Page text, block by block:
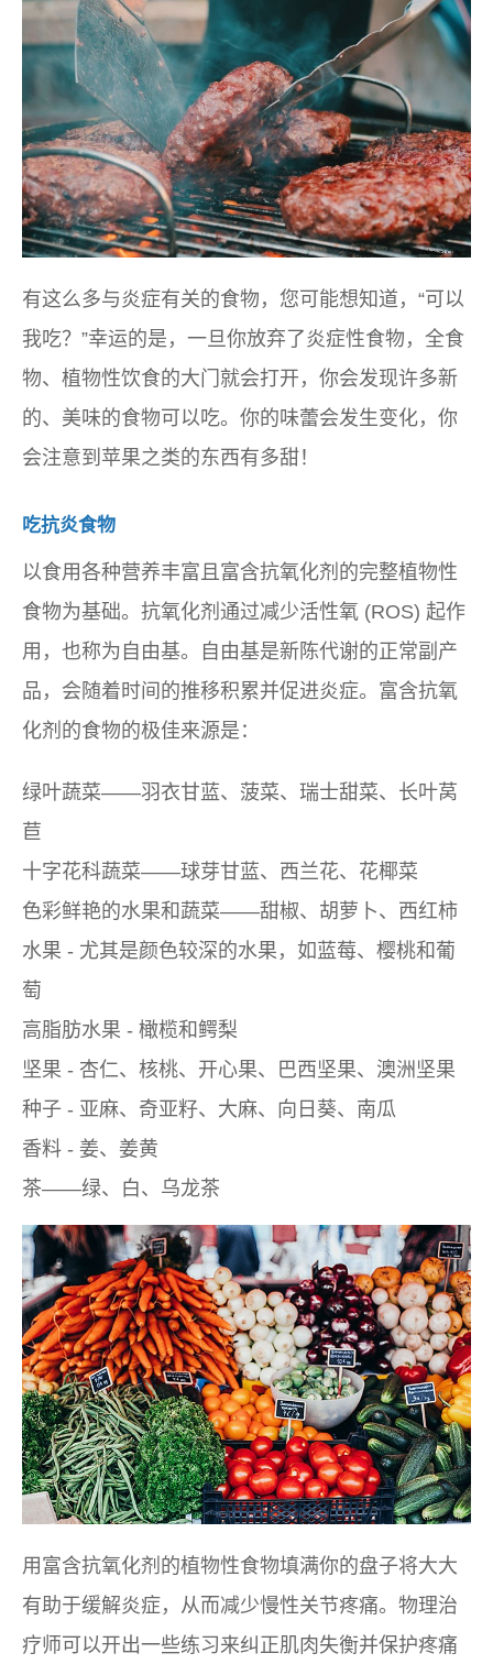
有这么多与炎症有关的食物，您可能想知道，“可以
我吃？”幸运的是，一旦你放弃了炎症性食物，全食
物、植物性饮食的大门就会打开，你会发现许多新
的、美味的食物可以吃。你的味蕾会发生变化，你
会注意到苹果之类的东西有多甜！
吃抗炎食物
以食用各种营养丰富且富含抗氧化剂的完整植物性
食物为基础。抗氧化剂通过减少活性氧 (ROS) 起作
用，也称为自由基。自由基是新陈代谢的正常副产
品，会随着时间的推移积累并促进炎症。富含抗氧
化剂的食物的极佳来源是：
绿叶蔬菜——羽衣甘蓝、菠菜、瑞士甜菜、长叶莴
苣
十字花科蔬菜——球芽甘蓝、西兰花、花椰菜
色彩鲜艳的水果和蔬菜——甜椒、胡萝卜、西红柿
水果 - 尤其是颜色较深的水果，如蓝莓、樱桃和葡
萄
高脂肪水果 - 橄榄和鳄梨
坚果 - 杏仁、核桃、开心果、巴西坚果、澳洲坚果
种子 - 亚麻、奇亚籽、大麻、向日葵、南瓜
香料 - 姜、姜黄
茶——绿、白、乌龙茶
用富含抗氧化剂的植物性食物填满你的盘子将大大
有助于缓解炎症，从而减少慢性关节疼痛。物理治
疗师可以开出一些练习来纠正肌肉失衡并保护疼痛